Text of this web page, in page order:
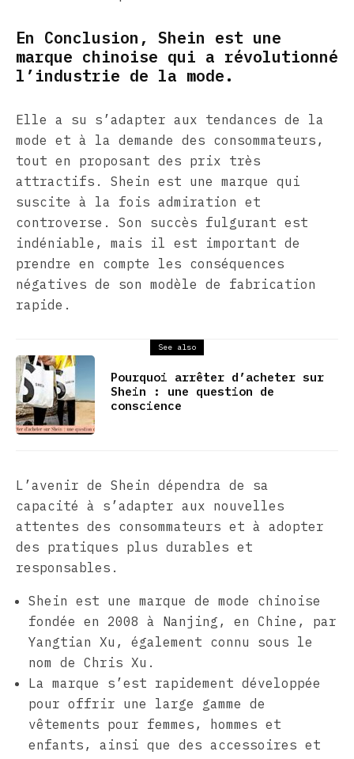
En Conclusion, Shein est une
marque chinoise qui a révolutionné
l’industrie de la mode.
Elle a su s’adapter aux tendances de la
mode et à la demande des consommateurs,
tout en proposant des prix très
attractifs. Shein est une marque qui
suscite à la fois admiration et
controverse. Son succès fulgurant est
indéniable, mais il est important de
prendre en compte les conséquences
négatives de son modèle de fabrication
rapide.
See also
Pourquoi arrêter d’acheter sur
Shein : une question de
conscience
L’avenir de Shein dépendra de sa
capacité à s’adapter aux nouvelles
attentes des consommateurs et à adopter
des pratiques plus durables et
responsables.
Shein est une marque de mode chinoise
fondée en 2008 à Nanjing, en Chine, par
Yangtian Xu, également connu sous le
nom de Chris Xu.
La marque s’est rapidement développée
pour offrir une large gamme de
vêtements pour femmes, hommes et
enfants, ainsi que des accessoires et